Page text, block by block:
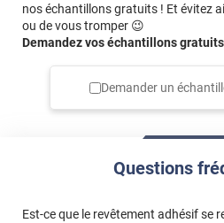
nos échantillons gratuits ! Et évitez
ou de vous tromper 😉
Demandez vos échantillons
Demander un
Questions
Est-ce que le revêtement adhésif se